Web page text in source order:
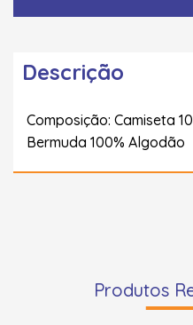
Descrição
Composição: Camiseta
Bermuda 100% Algodão
Produtos